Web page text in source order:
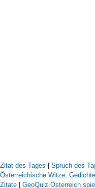
Zitat des Tages | Spruch des
Österreichische Witze,
Zitate | GeoQuiz Österreich